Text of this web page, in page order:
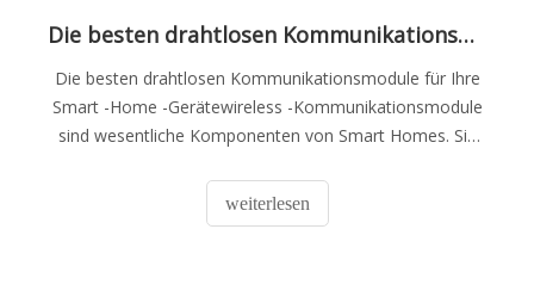
Die besten drahtlosen Kommunikationsmodule für Ihre Smart -Home -Geräte
Die besten drahtlosen Kommunikationsmodule für Ihre
Smart -Home -Gerätewireless -Kommunikationsmodule
sind wesentliche Komponenten von Smart Homes. Sie
Internet zu kommunizieren, wodurch eine nahtlose
Automatisierung und Kontrolle ermöglicht werden. In
weiterlesen